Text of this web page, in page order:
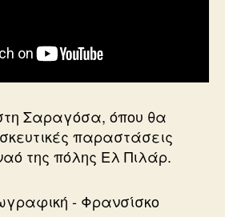
Σαραγόσα, όπου θα
παραστάσεις
της πόλης Ελ Πιλάρ.